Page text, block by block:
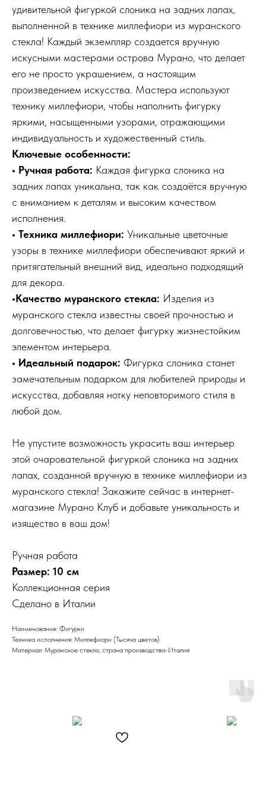
удивительной фигуркой слоника на задних лапах,
выполненной в технике миллефиори из муранского
стекла! Каждый экземпляр создается вручную
искусными мастерами острова Мурано, что делает
его не просто украшением, а настоящим
произведением искусства. Мастера используют
технику миллефиори, чтобы наполнить фигурку
яркими, насыщенными узорами, отражающими
индивидуальность и художественный стиль.
Ключевые особенности:
• Ручная работа: Каждая фигурка слоника на
задних лапах уникальна, так как создаётся вручную
с вниманием к деталям и высоким качеством
исполнения.
• Техника миллефиори: Уникальные цветочные
узоры в технике миллефиори обеспечивают яркий и
притягательный внешний вид, идеально подходящий
для декора.
•Качество муранского стекла: Изделия из
муранского стекла известны своей прочностью и
долговечностью, что делает фигурку жизнестойким
элементом интерьера.
• Идеальный подарок: Фигурка слоника станет
замечательным подарком для любителей природы и
искусства, добавляя нотку неповторимого стиля в
любой дом.
Не упустите возможность украсить ваш интерьер
этой очаровательной фигуркой слоника на задних
лапах, созданной вручную в технике миллефиори из
муранского стекла! Закажите сейчас в интернет-
магазине Мурано Клуб и добавьте уникальность и
изящество в ваш дом!
Ручная работа
Размер: 10 см
Коллекционная серия
Сделано в Италии
Наименование: Фигурки
Техника исполнения: Миллефиори (Тысяча цветов)
Материал: Муранское стекло, страна производства-Италия